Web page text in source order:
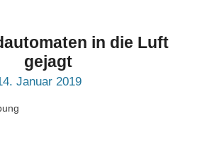
in die Luft
gejagt
Januar 2019